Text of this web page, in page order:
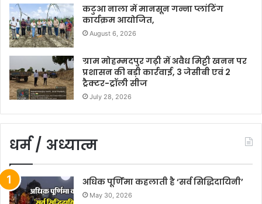
कटुआ नाला में मानसून गन्ना प्लांटिंग
कार्यक्रम आयोजित,
August 6, 2026
ग्राम मोहम्मदपुर गढ़ी में अवैध मिट्टी खनन पर
प्रशासन की बड़ी कार्रवाई, 3 जेसीबी एवं 2
ट्रैक्टर-ट्रॉली सीज
July 28, 2026
धर्म / अध्यात्म
अधिक पूर्णिमा कहलाती है ‘सर्व सिद्धिदायिनी’
May 30, 2026